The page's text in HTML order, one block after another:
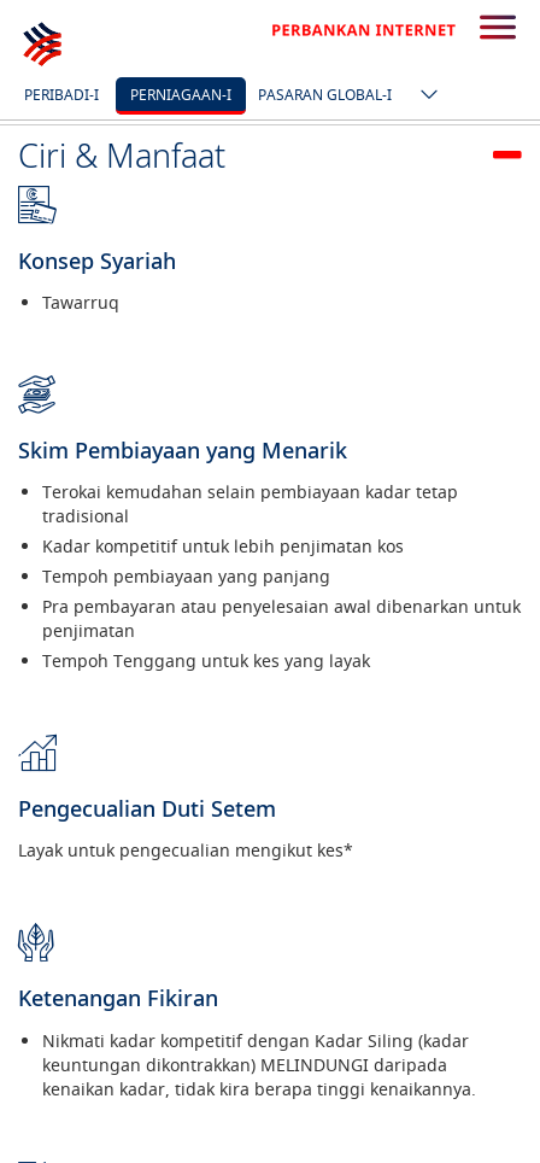
PERIBADI-I PERNIAGAAN-I PASARAN GLOBAL-I
SAYA BERMINAT
Ciri & Manfaat
Konsep Syariah
Tawarruq
Skim Pembiayaan yang Menarik
Terokai kemudahan selain pembiayaan kadar tetap
tradisional
Kadar kompetitif untuk lebih penjimatan kos
Tempoh pembiayaan yang panjang
Pra pembayaran atau penyelesaian awal dibenarkan untuk
penjimatan
Tempoh Tenggang untuk kes yang layak
Pengecualian Duti Setem
Layak untuk pengecualian mengikut kes*
Ketenangan Fikiran
Nikmati kadar kompetitif dengan Kadar Siling (kadar
keuntungan dikontrakkan) MELINDUNGI daripada
kenaikan kadar, tidak kira berapa tinggi kenaikannya.